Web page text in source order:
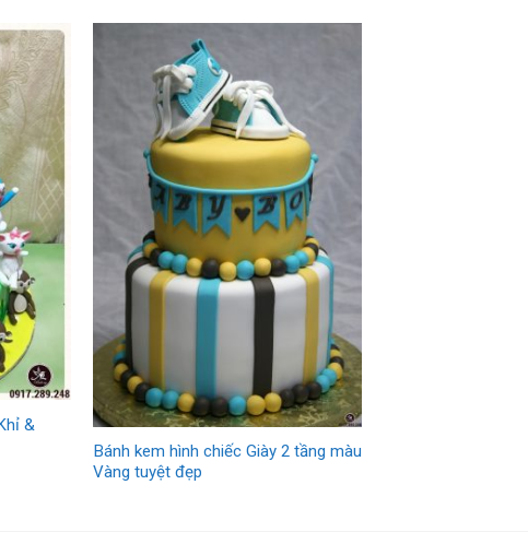
&
Bánh kem hình chiếc Giày 2 tầng màu
Vàng tuyệt đẹp